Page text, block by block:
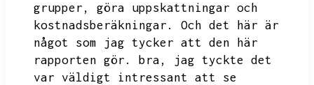
grupper,
göra uppskattningar och
kostnadsberäkningar.
Och det här är
något som jag tycker att den här
rapporten gör.
bra,
jag tyckte det
var väldigt intressant att se